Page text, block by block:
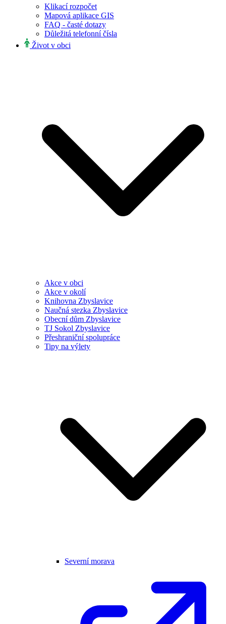
Klikací rozpočet
Mapová aplikace GIS
FAQ - časté dotazy
Důležitá telefonní čísla
Život v obci
Akce v obci
Akce v okolí
Knihovna Zbyslavice
Naučná stezka Zbyslavice
Obecní dům Zbyslavice
TJ Sokol Zbyslavice
Přeshraniční spolupráce
Tipy na výlety
Severní morava